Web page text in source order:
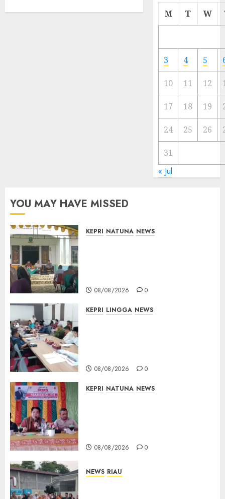
Cermin
Ibu
Kota
23/11/
M T W
3 4 5
10 11 12
17 18 19
24 25 26
31
« Jul
YOU MAY HAVE MISSED
KEPRI NATUNA NEWS
08/08/2026 0
KEPRI LINGGA NEWS
08/08/2026 0
KEPRI NATUNA NEWS
08/08/2026 0
NEWS RIAU